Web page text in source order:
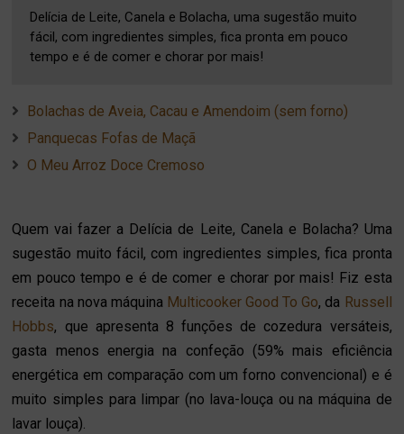
Delícia de Leite, Canela e Bolacha, uma sugestão muito
fácil, com ingredientes simples, fica pronta em pouco
tempo e é de comer e chorar por mais!
Bolachas de Aveia, Cacau e Amendoim (sem forno)
Panquecas Fofas de Maçã
O Meu Arroz Doce Cremoso
Quem vai fazer a Delícia de Leite, Canela e Bolacha? Uma
sugestão muito fácil, com ingredientes simples, fica pronta
em pouco tempo e é de comer e chorar por mais! Fiz esta
receita na nova máquina Multicooker Good To Go, da Russell
Hobbs, que apresenta 8 funções de cozedura versáteis,
gasta menos energia na confeção (59% mais eficiência
energética em comparação com um forno convencional) e é
muito simples para limpar (no lava-louça ou na máquina de
lavar louça).